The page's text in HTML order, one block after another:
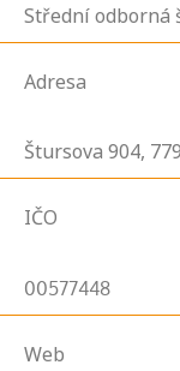
Střední odborná
Adresa
Štursova 904,
IČO
00577448
Web